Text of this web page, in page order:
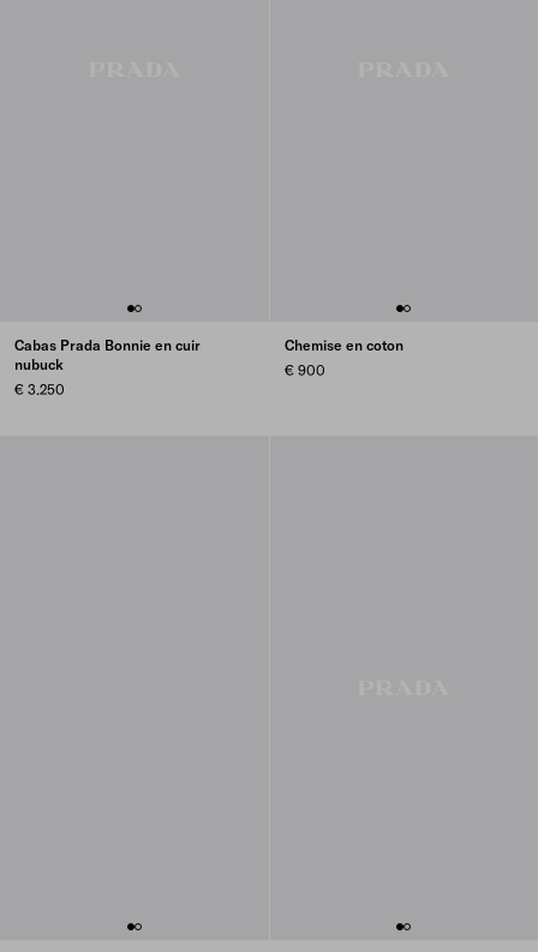
Cabas Prada Bonnie en cuir
nubuck
€ 3.250
Chemise en coton
€ 900